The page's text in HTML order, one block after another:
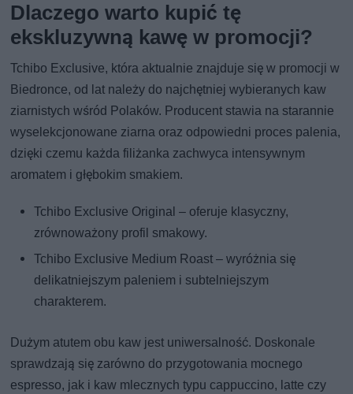
Dlaczego warto kupić tę
ekskluzywną kawę w promocji?
Tchibo Exclusive, która aktualnie znajduje się w promocji w
Biedronce, od lat należy do najchętniej wybieranych kaw
ziarnistych wśród Polaków. Producent stawia na starannie
wyselekcjonowane ziarna oraz odpowiedni proces palenia,
dzięki czemu każda filiżanka zachwyca intensywnym
aromatem i głębokim smakiem.
Tchibo Exclusive Original – oferuje klasyczny,
zrównoważony profil smakowy.
Tchibo Exclusive Medium Roast – wyróżnia się
delikatniejszym paleniem i subtelniejszym
charakterem.
Dużym atutem obu kaw jest uniwersalność. Doskonale
sprawdzają się zarówno do przygotowania mocnego
espresso, jak i kaw mlecznych typu cappuccino, latte czy